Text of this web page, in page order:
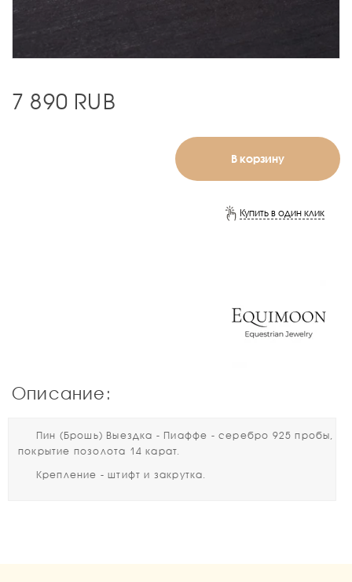
7 890 RUB
В корзину
Купить в один клик
Описание:
Пин (Брошь) Выездка - Пиаффе - серебро 925 пробы,
покрытие позолота 14 карат.
Крепление - штифт и закрутка.